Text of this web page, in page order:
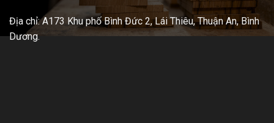
Địa chỉ: A173 Khu phố Bình Đức 2, Lái Thiêu, Thuận An, Bình
Dương.